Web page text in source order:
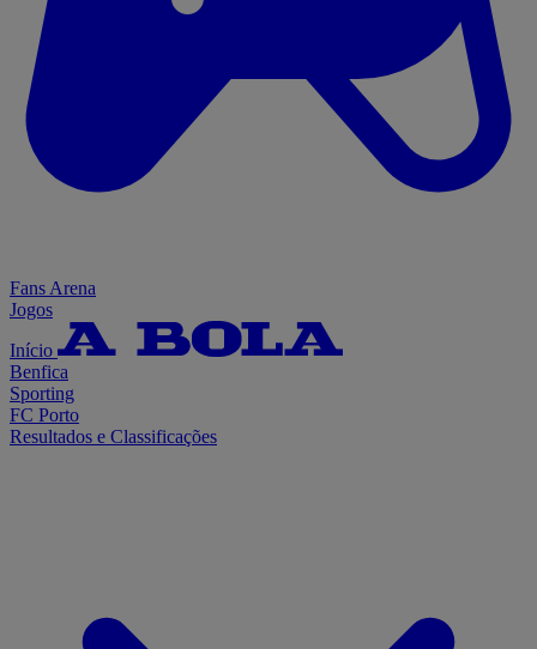
Fans Arena
Jogos
Início
Benfica
Sporting
FC Porto
Resultados e Classificações